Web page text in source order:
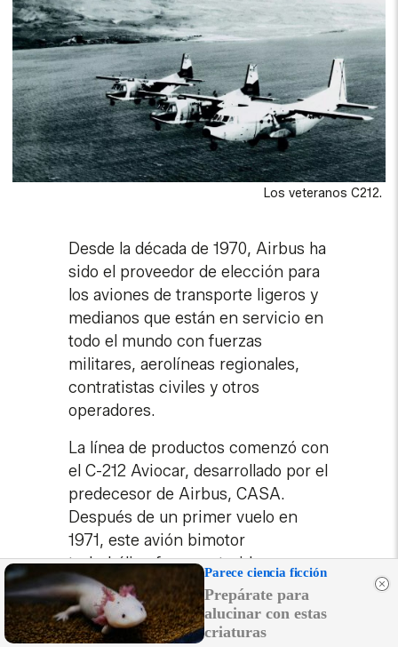
Los veteranos C212.
Desde la década de 1970, Airbus ha
sido el proveedor de elección para
los aviones de transporte ligeros y
medianos que están en servicio en
todo el mundo con fuerzas
militares, aerolíneas regionales,
contratistas civiles y otros
operadores.
La línea de productos comenzó con
el C-212 Aviocar, desarrollado por el
predecesor de Airbus, CASA.
Después de un primer vuelo en
1971, este avión bimotor
turbohélice fue construido en una
producción de 40 + años, durante
los cuales más de 470 fueron
ensamblados en España por CASA
Parece ciencia ficción
Prepárate para
alucinar con estas
criaturas